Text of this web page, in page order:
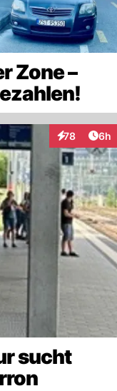
Zone –
78
Interaktionen
6h
sucht